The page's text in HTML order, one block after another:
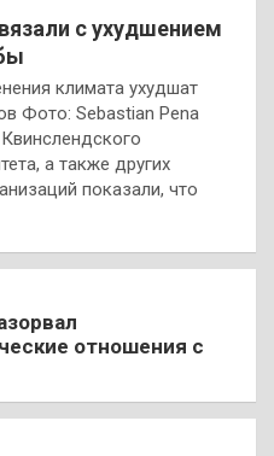
с ухудшением
климата ухудшат
Фото: Sebastian Pena
а также других
показали, что
отношения с